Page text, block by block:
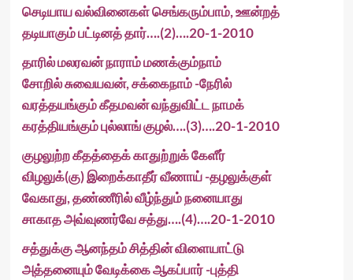
செடியாய வல்வினைகள் செங்கரும்பாம், ஊன்றத்
தடியாகும் பட்டினத் தார்….(2)….20-1-2010
தாரில் மலரவன் நாராம் மணக்கும்நாம்
சோறில் சுவையவன், சக்கைநாம் -நேரில்
வரத்தயங்கும் கீதமவன் வந்துவிட்ட நாமக்
கரத்தியங்கும் புல்லாங் குழல்….(3)….20-1-2010
குழலுற்ற கீதத்தைக் காதுற்றுக் கேளீர்
விழலுக்(கு) இறைக்காதீர் வீணாய் -தழலுக்குள்
வேகாது, தண்ணீரில் வீழ்ந்தும் நனையாது
சாகாத அவ்வுணர்வே சத்து….(4)….20-1-2010
சத்துக்கு ஆனந்தம் சித்தின் விளையாட்டு
அத்தனையும் வேடிக்கை ஆகப்பார் -புத்தி